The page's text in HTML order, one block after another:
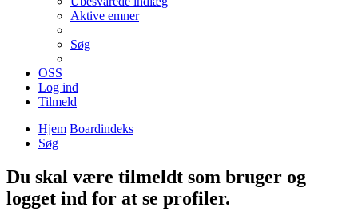
Aktive emner
Søg
OSS
Log ind
Tilmeld
Hjem Boardindeks
Søg
Du skal være tilmeldt som bruger og
logget ind for at se profiler.